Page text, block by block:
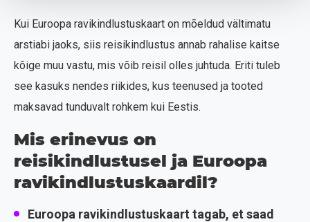
Kui Euroopa ravikindlustuskaart on mõeldud vältimatu
arstiabi jaoks, siis reisikindlustus annab rahalise kaitse
kõige muu vastu, mis võib reisil olles juhtuda. Eriti tuleb
see kasuks nendes riikides, kus teenused ja tooted
maksavad tunduvalt rohkem kui Eestis.
Mis erinevus on
reisikindlustusel ja Euroopa
ravikindlustuskaardil?
Euroopa ravikindlustuskaart tagab, et saad